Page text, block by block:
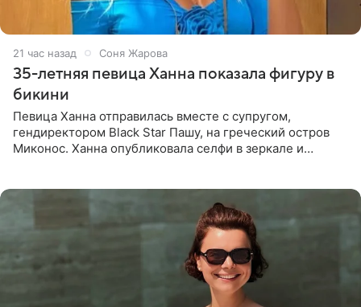
21 час назад Соня Жарова
35-летняя певица Ханна показала фигуру в
бикини
Певица Ханна отправилась вместе с супругом,
гендиректором Black Star Пашу, на греческий остров
Миконос. Ханна опубликовала селфи в зеркале и